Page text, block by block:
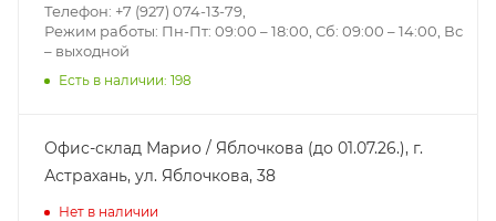
Телефон: +7 (927) 074-13-79,
Режим работы: Пн-Пт: 09:00 – 18:00, Сб: 09:00 – 14:00, Вс
– выходной
Есть в наличии: 198
Офис-склад Марио / Яблочкова (до 01.07.26.), г.
Астрахань, ул. Яблочкова, 38
Нет в наличии